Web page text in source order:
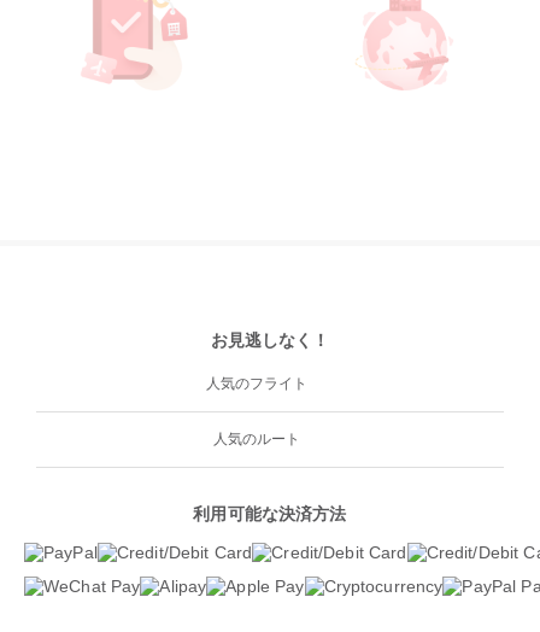
お見逃しなく！
人気のフライト
人気のルート
利用可能な決済方法